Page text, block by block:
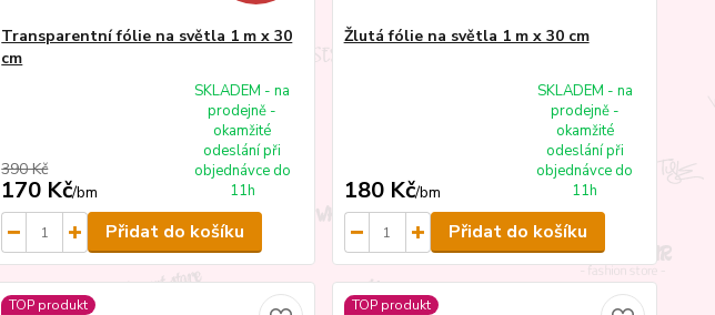
Transparentní fólie na světla 1 m x 30
cm
390 Kč
170 Kč/bm
SKLADEM - na
prodejně -
okamžité
odeslání při
objednávce do
11h
Přidat do košíku
Žlutá fólie na světla 1 m x 30 cm
180 Kč/bm
SKLADEM - na
prodejně -
okamžité
odeslání při
objednávce do
11h
Přidat do košíku
TOP produkt
TOP produkt